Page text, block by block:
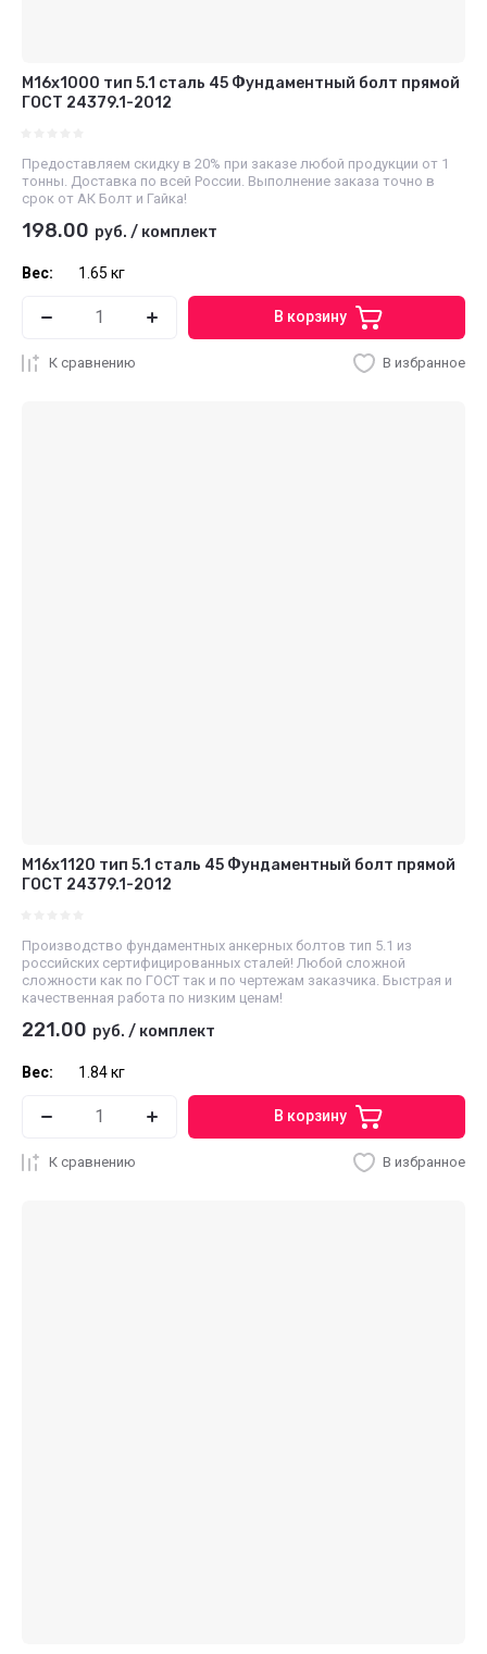
М16x1000 тип 5.1 сталь 45 Фундаментный болт прямой
ГОСТ 24379.1-2012
Предоставляем скидку в 20% при заказе любой продукции от 1
тонны. Доставка по всей России. Выполнение заказа точно в
срок от АК Болт и Гайка!
198.00 руб. / комплект
Вес: 1.65 кг
В корзину
К сравнению В избранное
М16x1120 тип 5.1 сталь 45 Фундаментный болт прямой
ГОСТ 24379.1-2012
Производство фундаментных анкерных болтов тип 5.1 из
российских сертифицированных сталей! Любой сложной
сложности как по ГОСТ так и по чертежам заказчика. Быстрая и
качественная работа по низким ценам!
221.00 руб. / комплект
Вес: 1.84 кг
В корзину
К сравнению В избранное